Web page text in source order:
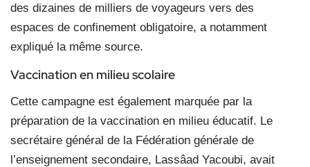
des dizaines de milliers de voyageurs vers des
espaces de confinement obligatoire, a notamment
expliqué la même source.
Vaccination en milieuscolaire
Cette campagne est également marquée par la
préparation de la vaccination en milieu éducatif. Le
secrétaire général de la Fédération générale de
l’enseignement secondaire, Lassâad Yacoubi, avait